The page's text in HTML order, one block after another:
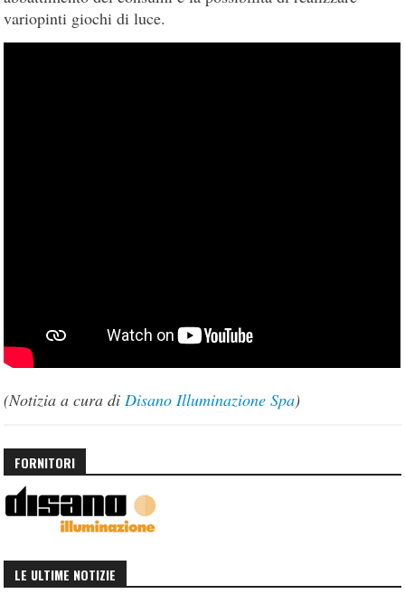
variopinti giochi di luce.
(Notizia a cura diDisano Illuminazione Spa)
FORNITORI
LE ULTIME NOTIZIE